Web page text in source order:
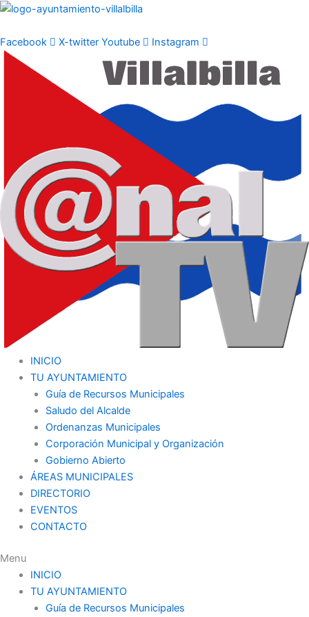
Ir
contenido
Facebook X-twitter Youtube Instagram
INICIO
TU AYUNTAMIENTO
Guía de Recursos Municipales
Saludo del Alcalde
Ordenanzas Municipales
Corporación Municipal y Organización
Gobierno Abierto
ÁREAS MUNICIPALES
DIRECTORIO
EVENTOS
CONTACTO
Menu
INICIO
TU AYUNTAMIENTO
Guía de Recursos Municipales